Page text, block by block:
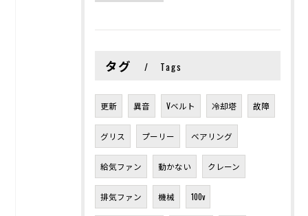
タグ Tags
更新 異音 Vベルト 冷却塔 故障
グリス プーリー ベアリング
給気ファン 動かない クレーン
排気ファン 機械 100v